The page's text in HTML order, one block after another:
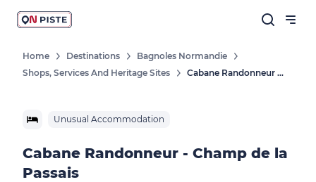
Home Destinations
Bagnoles Normandie
Shops, Services And Heritage Sites
Cabane Randonneur - Champ De La Passais
Unusual Accommodation
Cabane Randonneur - Champ de la
Passais